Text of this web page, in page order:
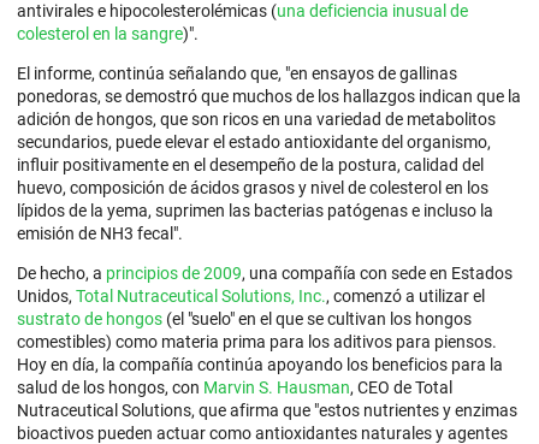
antivirales e hipocolesterolémicas (una deficiencia inusual de
colesterol en la sangre)".
El informe, continúa señalando que, "en ensayos de gallinas
ponedoras, se demostró que muchos de los hallazgos indican que la
adición de hongos, que son ricos en una variedad de metabolitos
secundarios, puede elevar el estado antioxidante del organismo,
influir positivamente en el desempeño de la postura, calidad del
huevo, composición de ácidos grasos y nivel de colesterol en los
lípidos de la yema, suprimen las bacterias patógenas e incluso la
emisión de NH3 fecal".
De hecho, a principios de 2009, una compañía con sede en Estados
Unidos, Total Nutraceutical Solutions, Inc., comenzó a utilizar el
sustrato de hongos (el "suelo" en el que se cultivan los hongos
comestibles) como materia prima para los aditivos para piensos.
Hoy en día, la compañía continúa apoyando los beneficios para la
salud de los hongos, con Marvin S. Hausman, CEO de Total
Nutraceutical Solutions, que afirma que "estos nutrientes y enzimas
bioactivos pueden actuar como antioxidantes naturales y agentes